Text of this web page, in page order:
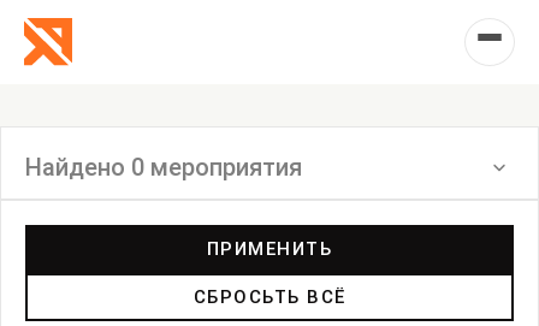
Найдено 0 мероприятия
ПРИМЕНИТЬ
СБРОСЬТЬ ВСЁ